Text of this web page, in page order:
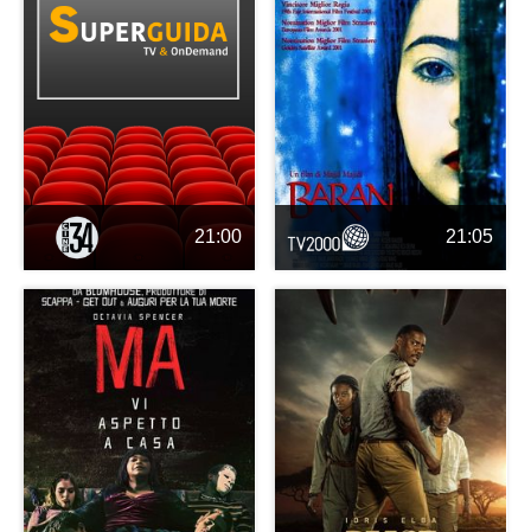
21:00 21:05